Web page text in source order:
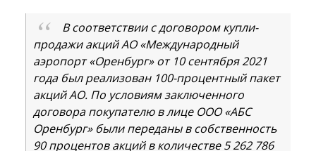
В соответствии с договором купли-
продажи акций АО «Международный
аэропорт «Оренбург» от 10 сентября 2021
года был реализован 100-процентный пакет
акций АО. По условиям заключенного
договора покупателю в лице ООО «АБС
Оренбург» были переданы в собственность
90 процентов акций в количестве 5 262 786